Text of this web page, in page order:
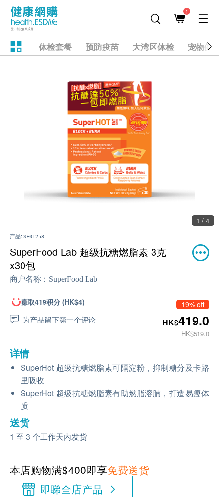
1
体检套餐 预防疫苗 大湾区体检 宠物健
1 / 4
产品: SF01253
SuperFood Lab 超级抗糖燃脂素 3克
x30包
商户名称： SuperFood Lab
赚取419积分 (HK$4)
为产品留下第一个评论
19% off
HK$419.0
HK$519.0
详情
SuperHot 超级抗糖燃脂素可隔淀粉，抑制糖分及卡路
里吸收
SuperHot 超级抗糖燃脂素有助燃脂溶腩，打造易瘦体
质
送货
1 至 3 个工作天内发货
本店购物满$400即享免费送货
即睇全店产品